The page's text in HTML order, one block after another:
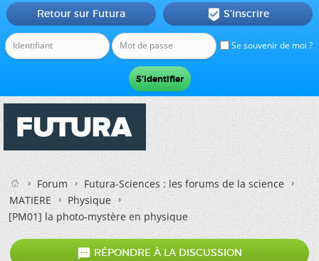
Se souvenir de moi ?
Retour sur Futura  S'inscrire
Forum
Futura-Sciences : les forums de la science
MATIERE
Physique
[PM01] la photo-mystère en physique
 RÉPONDRE À LA DISCUSSION